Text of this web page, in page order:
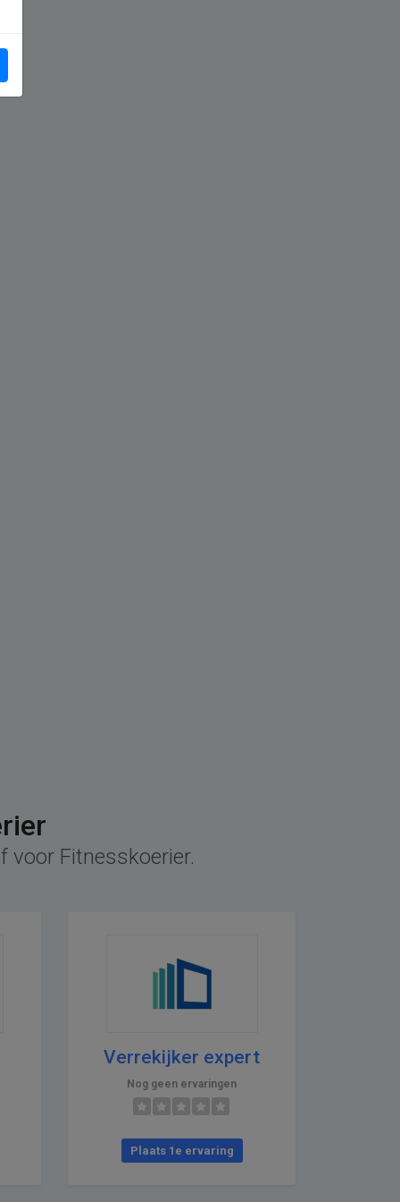
voor Fitnesskoerier.
Verrekijker expert
Nog geen ervaringen
Plaats 1e ervaring